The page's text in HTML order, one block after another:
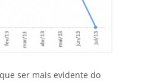
ser mais evidente do